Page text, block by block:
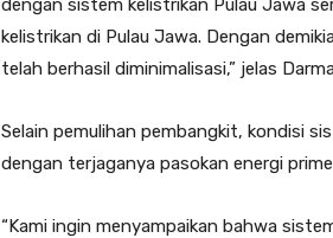
dengan sistem kelistrikan Pulau Jawa
kelistrikan di Pulau Jawa. Dengan
telah berhasil diminimalisasi,” jelas
Selain pemulihan pembangkit, kondisi
dengan terjaganya pasokan energi
“Kami ingin menyampaikan bahwa